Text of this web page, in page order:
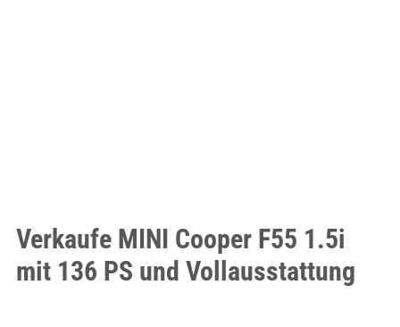
Verkaufe MINI Cooper F55 1.5i
mit 136 PS und Vollausstattung